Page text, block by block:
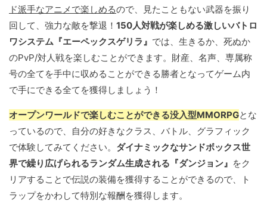
ド派手なアニメで楽しめるので、見たこともない武器を振り
回して、強力な敵を撃退！ 150人対戦が楽しめる激しいバトロ
ワシステム『エーペックスゲリラ』 では、生きるか、死ぬか
のPvP/対人戦を楽しむことができます。財産、名声、専属称
号の全てを手中に収めることができる勝者となってゲーム内
で手にできる全てを獲得しましょう！
オープンワールドで楽しむことができる没入型MMORPGとな
っているので、自分の好きなクラス、バトル、グラフィック
で体験してみてください。 ダイナミックなサンドボックス世
界で繰り広げられるランダム生成される『ダンジョン』 をク
リアすることで伝説の装備を獲得することができるので、ト
ラップをかわして特別な報酬を獲得します。